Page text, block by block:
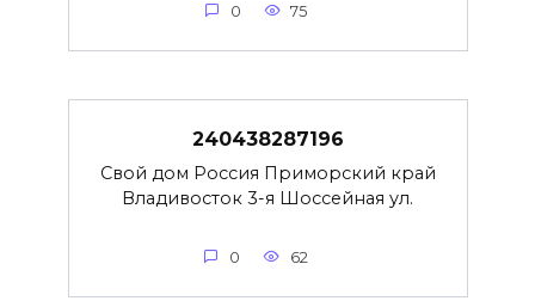
0 75
240438287196
Свой дом Россия Приморский край
Владивосток 3-я Шоссейная ул.
0 62